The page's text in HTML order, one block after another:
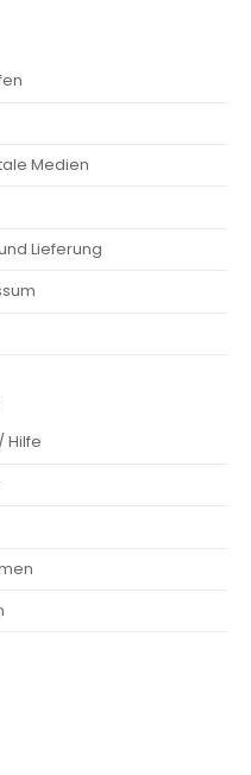
Medien
Lieferung
Hilfe